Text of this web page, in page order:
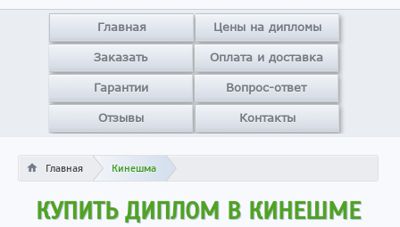
Главная Цены на дипломы
Заказать Оплата и доставка
Гарантии Вопрос-ответ
Отзывы Контакты
Главная Кинешма
КУПИТЬ ДИПЛОМ В КИНЕШМЕ